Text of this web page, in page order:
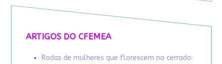
ARTIGOS DO CFEMEA
Rodas de mulheres que florescem no cerrado: